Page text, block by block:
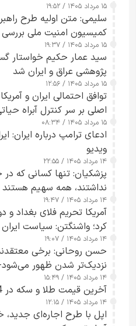
۱۵ مرداد ۱۴۰۵ / ۱۹:۵۲
سلیمی: متن اولیه طرح
کمیسیون امنیت ملی
۱۵ مرداد ۱۴۰۵ / ۱۹:۳۷
سید عمار حکیم خواستار
پژوهشی عراق و ایران شد
۱۵ مرداد ۱۴۰۵ / ۱۲:۵۶
توافق احتمالی ایران و
اصلی بر سر کنترل آبراه
۱۵ مرداد ۱۴۰۵ / ۰۸:۳۴
ادعای ترامپ درباره ایران:
ویدیو
۱۴ مرداد ۱۴۰۵ / ۲۲:۵۵
پزشکیان: تنها کسانی که در
نداشتند، همه سهیم هستند
۱۴ مرداد ۱۴۰۵ / ۱۹:۴۷
آمریکا تحریم فلای بغداد و
کرد؛ واشنگتن: سیاست
۱۴ مرداد ۱۴۰۵ / ۱۹:۰۷
حسن روحانی: برخی
نزدیک‌تر شدن ظهور
۱۴ مرداد ۱۴۰۵ / ۱۵:۴۹
آخرین قیمت طلا و سکه در 14 مرداد+ جدول
۱۴ مرداد ۱۴۰۵ / ۱۲:۱۵
اپل با طرح اجاره‌ای جدید،